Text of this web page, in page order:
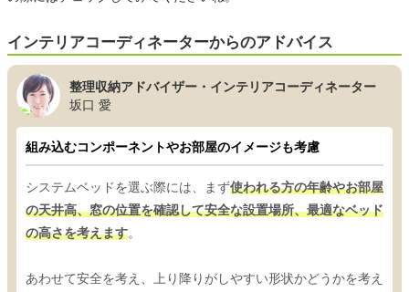
インテリアコーディネーターからのアドバイス
整理収納アドバイザー・インテリアコーディネーター
坂口 愛
組み込むコンポーネントやお部屋のイメージも考慮
システムベッドを選ぶ際には、まず使われる方の年齢やお部屋
の天井高、窓の位置を確認して安全な設置場所、最適なベッド
の高さを考えます。
あわせて安全を考え、上り降りがしやすい形状かどうかを考え